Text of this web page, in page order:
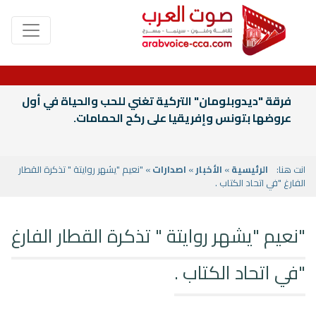
فرقة "ديدوبلومان" التركية تغني للحب والحياة في أول
عروضها بتونس وإفريقيا على ركح الحمامات.
انت هنا: الرئيسية» الأخبار» اصدارات» "نعيم "يشهر روايتة " تذكرة القطار
الفارغ "في اتحاد الكتاب .
"نعيم "يشهر روايتة " تذكرة القطار الفارغ
"في اتحاد الكتاب .